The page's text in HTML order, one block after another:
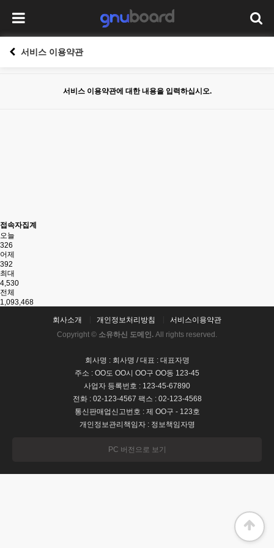
서비스 이용약관
서비스 이용약관에 대한 내용을 입력하십시오.
접속자집계
오늘
326
어제
392
최대
4,530
전체
1,093,468
회사소개 개인정보처리방침
서비스이용약관
Copyright © 소유하신 도메인. All rights reserved.
회사명 : 회사명 / 대표 : 대표자명
주소 : OO도 OO시 OO구 OO동 123-45
사업자 등록번호 : 123-45-67890
전화 : 02-123-4567 팩스 : 02-123-4568
통신판매업신고번호 : 제 OO구 - 123호
개인정보관리책임자 : 정보책임자명
PC 버전으로 보기